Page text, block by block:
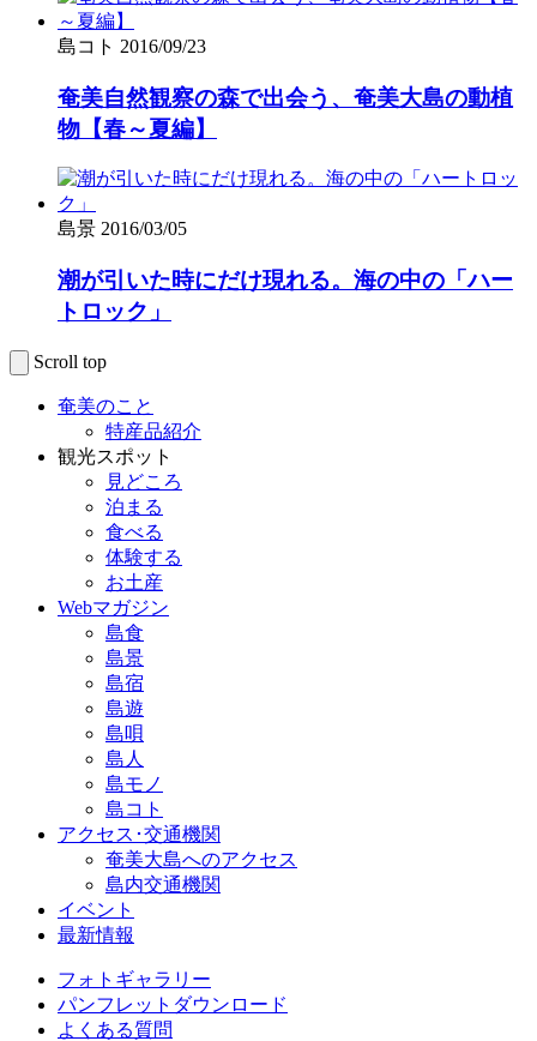
島コト 2016/09/23
奄美自然観察の森で出会う、奄美大島の動植
物【春～夏編】
島景 2016/03/05
潮が引いた時にだけ現れる。海の中の「ハー
トロック」
Scroll top
奄美のこと
特産品紹介
観光スポット
見どころ
泊まる
食べる
体験する
お土産
Webマガジン
島食
島景
島宿
島遊
島唄
島人
島モノ
島コト
アクセス･交通機関
奄美大島へのアクセス
島内交通機関
イベント
最新情報
フォトギャラリー
パンフレットダウンロード
よくある質問